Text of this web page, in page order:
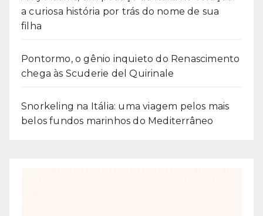
a curiosa história por trás do nome de sua
filha
Pontormo, o gênio inquieto do Renascimento
chega às Scuderie del Quirinale
Snorkeling na Itália: uma viagem pelos mais
belos fundos marinhos do Mediterrâneo